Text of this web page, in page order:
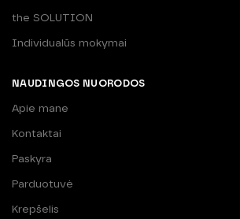
the SOLUTION
Individualūs mokymai
NAUDINGOS NUORODOS
Apie mane
Kontaktai
Paskyra
Parduotuvė
Krepšelis